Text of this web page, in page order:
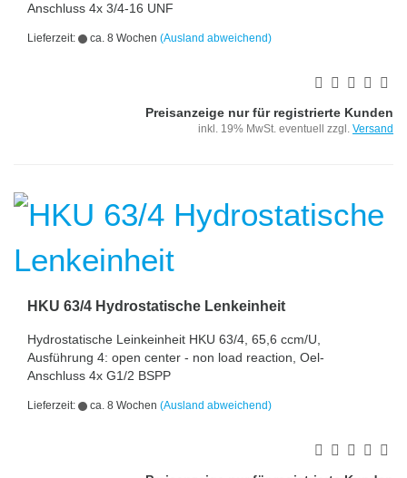
Anschluss 4x 3/4-16 UNF
Lieferzeit: ca. 8 Wochen (Ausland abweichend)
Preisanzeige nur für registrierte Kunden
inkl. 19% MwSt. eventuell zzgl. Versand
HKU 63/4 Hydrostatische Lenkeinheit
Hydrostatische Leinkeinheit HKU 63/4, 65,6 ccm/U,
Ausführung 4: open center - non load reaction, Oel-
Anschluss 4x G1/2 BSPP
Lieferzeit: ca. 8 Wochen (Ausland abweichend)